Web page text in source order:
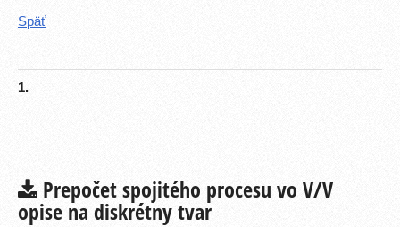
1.
Späť
Prepočet spojitého procesu vo V/V
opise na diskrétny tvar